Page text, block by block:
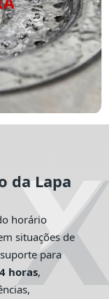
da Lapa
horário
situações de
para
horas,